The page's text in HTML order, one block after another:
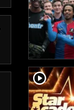
player2